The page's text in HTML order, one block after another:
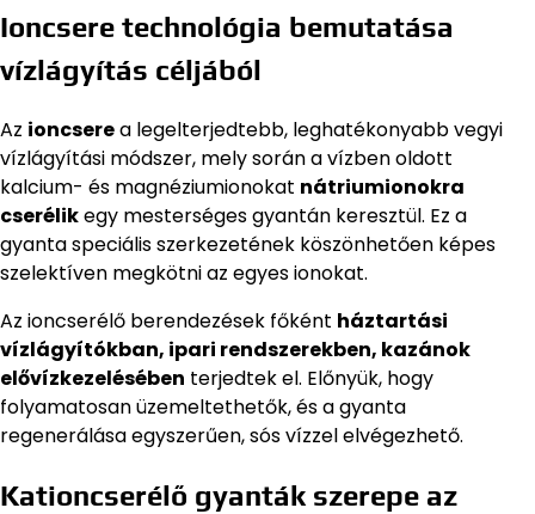
Ioncsere technológia bemutatása
vízlágyítás céljából
Az ioncserea legelterjedtebb, leghatékonyabb vegyi
vízlágyítási módszer, mely során a vízben oldott
kalcium- és magnéziumionokat nátriumionokra
cserélikegy mesterséges gyantán keresztül. Ez a
gyanta speciális szerkezetének köszönhetően képes
szelektíven megkötni az egyes ionokat.
Az ioncserélő berendezések főként háztartási
vízlágyítókban, ipari rendszerekben, kazánok
elővízkezelésében terjedtek el. Előnyük, hogy
folyamatosan üzemeltethetők, és a gyanta
regenerálása egyszerűen, sós vízzel elvégezhető.
Kationcserélő gyanták szerepe az